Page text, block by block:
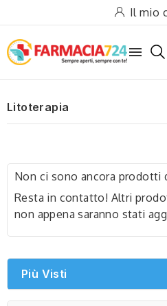
Il mio

Litoterapia
Non ci sono ancora prodotti
Resta in contatto! Altri
non appena saranno stati
Più Visti